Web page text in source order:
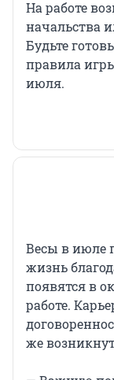
На работе
начальства
Будьте
правила
июля.
Весы в июле
жизнь
появятся в
работе.
же